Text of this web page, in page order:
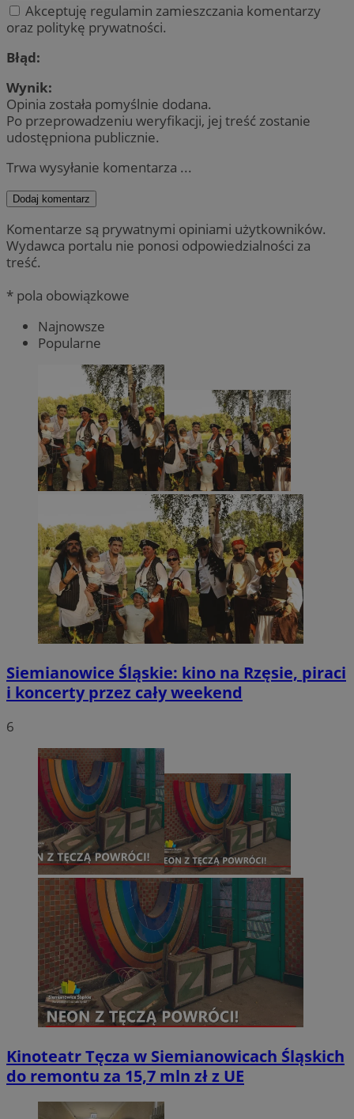
Akceptuję regulamin zamieszczania komentarzy
oraz politykę prywatności.
Błąd:
Wynik:
Opinia została pomyślnie dodana.
Po przeprowadzeniu weryfikacji, jej treść zostanie
udostępniona publicznie.
Trwa wysyłanie komentarza ...
Dodaj komentarz
Komentarze są prywatnymi opiniami użytkowników.
Wydawca portalu nie ponosi odpowiedzialności za
treść.
* pola obowiązkowe
Najnowsze
Popularne
Siemianowice Śląskie: kino na Rzęsie, piraci
i koncerty przez cały weekend
6
Kinoteatr Tęcza w Siemianowicach Śląskich
do remontu za 15,7 mln zł z UE